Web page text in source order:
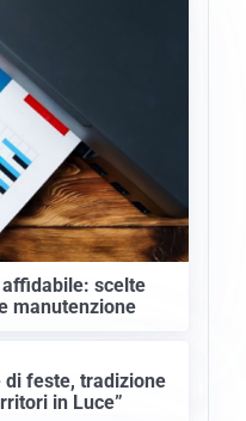
scelte
manutenzione
di feste, tradizione
in Luce”